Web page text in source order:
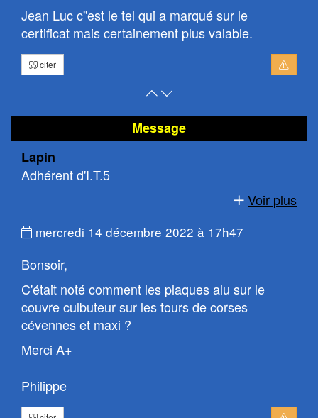
Jean Luc c''est le tel qui a marqué sur le
certificat mais certainement plus valable.
citer
Retour
haut
de
Atteindre
bas
de
Message
Lapin
Adhérent d'I.T.5
Voir plus
Date
du
message
:
mercredi 14 décembre 2022 à 17h47
Bonsoir,
C'était noté comment les plaques alu sur le
couvre culbuteur sur les tours de corses
cévennes et maxi ?
Merci A+
Philippe